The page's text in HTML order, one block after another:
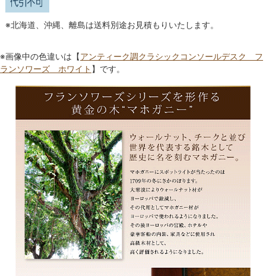
※北海道、沖縄、離島は送料別途お見積もりいたします。
※画像中の色違いは【アンティーク調クラシックコンソールデスク フ
ランソワーズ ホワイト 】です。